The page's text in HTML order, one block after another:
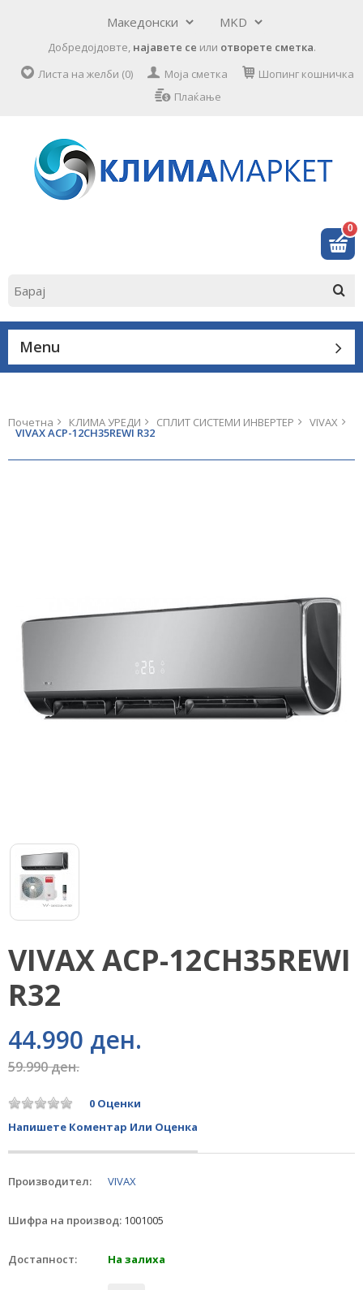
Добредојдовте, најавете се или отворете сметка.
Листа на желби (0)
Моја сметка
Шопинг кошничка
Плаќање
0
Menu
Почетна КЛИМА УРЕДИ СПЛИТ СИСТЕМИ ИНВЕРТЕР VIVAX
VIVAX ACP-12CH35REWI R32
VIVAX ACP-12CH35REWI
R32
44.990 ден.
59.990 ден.
0 Оценки
Напишете Коментар Или Оценка
Производител: VIVAX
Шифра на производ: 1001005
Достапност: На залиха